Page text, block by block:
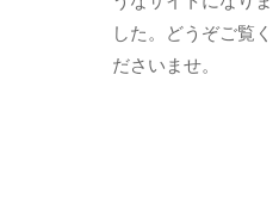
した。どうぞご覧く
ださいませ。